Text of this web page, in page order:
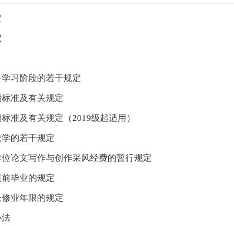
习阶段的若干规定
准及有关规定
准及有关规定（2019级起适用）
学的若干规定
论文写作与创作采风经费的暂行规定
前毕业的规定
业年限的规定
法